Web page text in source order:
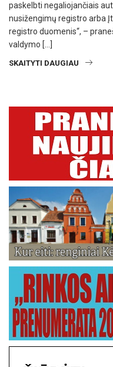
paskelbti negaliojančiais
nusižengimų registro arba
registro duomenis“, –
valdymo […]
SKAITYTI DAUGIAU